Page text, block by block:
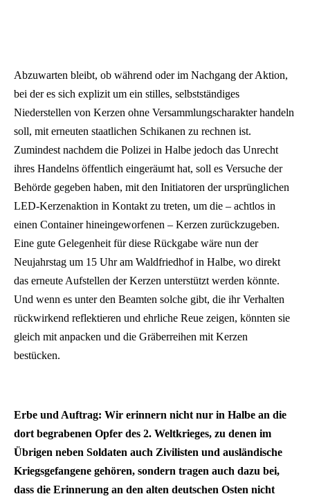
Abzuwarten bleibt, ob während oder im Nachgang der Aktion,
bei der es sich explizit um ein stilles, selbstständiges
Niederstellen von Kerzen ohne Versammlungscharakter handeln
soll, mit erneuten staatlichen Schikanen zu rechnen ist.
Zumindest nachdem die Polizei in Halbe jedoch das Unrecht
ihres Handelns öffentlich eingeräumt hat, soll es Versuche der
Behörde gegeben haben, mit den Initiatoren der ursprünglichen
LED-Kerzenaktion in Kontakt zu treten, um die – achtlos in
einen Container hineingeworfenen – Kerzen zurückzugeben.
Eine gute Gelegenheit für diese Rückgabe wäre nun der
Neujahrstag um 15 Uhr am Waldfriedhof in Halbe, wo direkt
das erneute Aufstellen der Kerzen unterstützt werden könnte.
Und wenn es unter den Beamten solche gibt, die ihr Verhalten
rückwirkend reflektieren und ehrliche Reue zeigen, könnten sie
gleich mit anpacken und die Gräberreihen mit Kerzen
bestücken.
Erbe und Auftrag: Wir erinnern nicht nur in Halbe an die
dort begrabenen Opfer des 2. Weltkrieges, zu denen im
Übrigen neben Soldaten auch Zivilisten und ausländische
Kriegsgefangene gehören, sondern tragen auch dazu bei,
dass die Erinnerung an den alten deutschen Osten nicht